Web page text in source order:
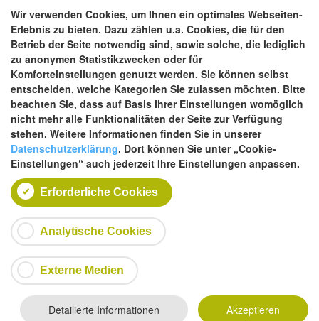
Wir verwenden Cookies, um Ihnen ein optimales Webseiten-
Erlebnis zu bieten. Dazu zählen u.a. Cookies, die für den
Betrieb der Seite notwendig sind, sowie solche, die lediglich
zu anonymen Statistikzwecken oder für
Komforteinstellungen genutzt werden. Sie können selbst
entscheiden, welche Kategorien Sie zulassen möchten. Bitte
beachten Sie, dass auf Basis Ihrer Einstellungen womöglich
nicht mehr alle Funktionalitäten der Seite zur Verfügung
stehen. Weitere Informationen finden Sie in unserer
Datenschutzerklärung. Dort können Sie unter „Cookie-
Einstellungen“ auch jederzeit Ihre Einstellungen anpassen.
Erforderliche Cookies
Analytische Cookies
Externe Medien
Detailierte Informationen Akzeptieren